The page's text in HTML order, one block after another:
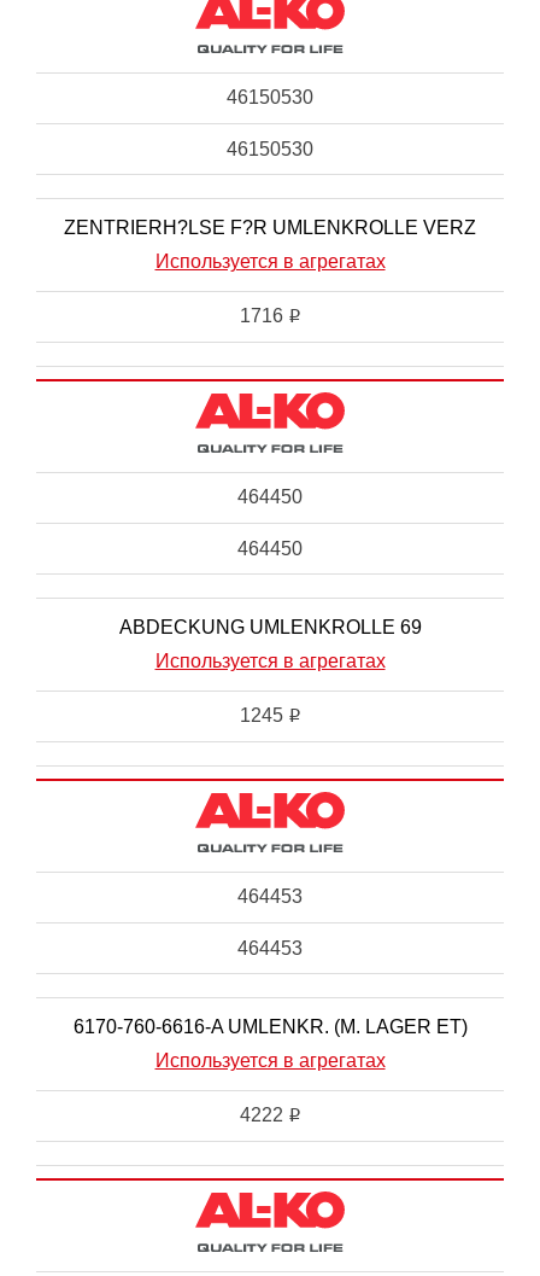
46150530
46150530
ZENTRIERH?LSE F?R UMLENKROLLE VERZ
Используется в агрегатах
1716 i
464450
464450
ABDECKUNG UMLENKROLLE 69
Используется в агрегатах
1245 i
464453
464453
6170-760-6616-A UMLENKR. (M. LAGER ET)
Используется в агрегатах
4222 i